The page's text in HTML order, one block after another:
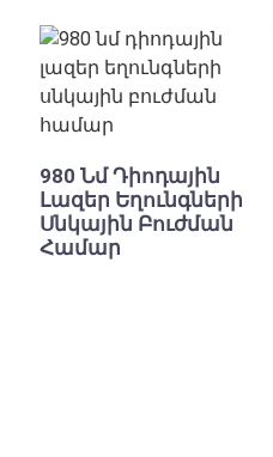
980 Նմ Դիոդային
Լազեր Եղունգների
Սնկային Բուժման
Համար